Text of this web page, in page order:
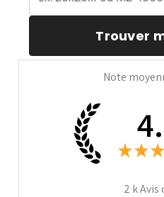
Note
★ ★ ★
2 kAvis